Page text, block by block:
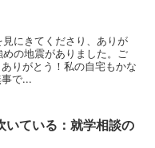
にきてくださり、ありが
の地震がありました。ご
りがとう！私の自宅もかな
で...
いている：就学相談の